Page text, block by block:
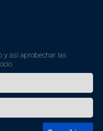
y así aprobechar las